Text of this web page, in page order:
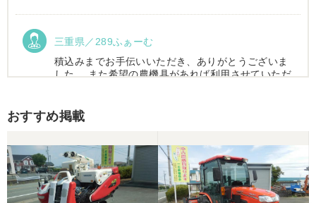
三重県／289ふぁーむ
積込みまでお手伝いいただき、ありがとうございま
した。 また希望の農機具があれば利用させていただ
この度はお世話になりました。また、機会があれば
よろしくお願いします。
おすすめ掲載